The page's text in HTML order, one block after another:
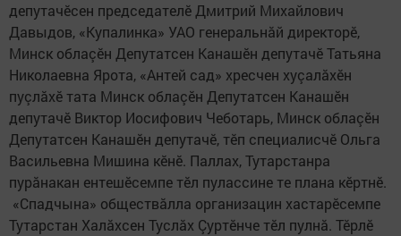
депутачӗсен председателӗ Дмитрий Михайлович
Давыдов, «Купалинка» УАО генеральнăй директорӗ,
Минск облаçӗн Депутатсен Канашӗн депутачӗ Татьяна
Николаевна Ярота, «Антей сад» хресчен хуçалăхӗн
пуçлăхӗ тата Минск облаçӗн Депутатсен Канашӗн
депутачӗ Виктор Иосифович Чеботарь, Минск облаçӗн
Депутатсен Канашӗн депутачӗ, тӗп специалисчӗ Ольга
Васильевна Мишина кӗнӗ. Паллах, Тутарстанра
пурăнакан ентешӗсемпе тӗл пулассине те плана кӗртнӗ.
«Спадчына» обществăлла организацин хастарӗсемпе
Тутарстан Халăхсен Туслăх Çуртӗнче тӗл пулнă. Тӗрлӗ